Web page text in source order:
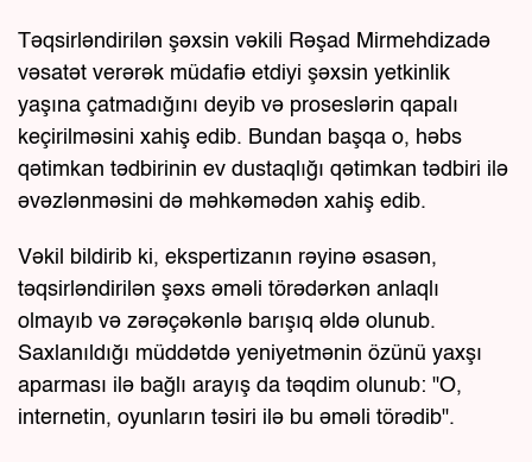
Təqsirləndirilən şəxsin vəkili Rəşad Mirmehdizadə
vəsatət verərək müdafiə etdiyi şəxsin yetkinlik
yaşına çatmadığını deyib və proseslərin qapalı
keçirilməsini xahiş edib. Bundan başqa o, həbs
qətimkan tədbirinin ev dustaqlığı qətimkan tədbiri ilə
əvəzlənməsini də məhkəmədən xahiş edib.
Vəkil bildirib ki, ekspertizanın rəyinə əsasən,
təqsirləndirilən şəxs əməli törədərkən anlaqlı
olmayıb və zərəçəkənlə barışıq əldə olunub.
Saxlanıldığı müddətdə yeniyetmənin özünü yaxşı
aparması ilə bağlı arayış da təqdim olunub: "O,
internetin, oyunların təsiri ilə bu əməli törədib".